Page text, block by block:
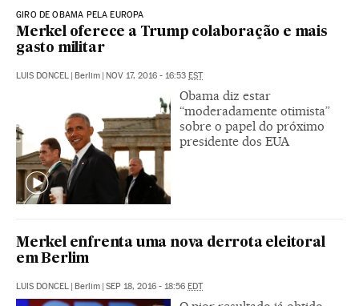
GIRO DE OBAMA PELA EUROPA
Merkel oferece a Trump colaboração e mais
gasto militar
LUIS DONCEL Berlim NOV 17, 2016 - 16:53 EST
Obama diz estar
“moderadamente otimista”
sobre o papel do próximo
presidente dos EUA
Merkel enfrenta uma nova derrota eleitoral
em Berlim
LUIS DONCEL Berlim SEP 18, 2016 - 18:56 EDT